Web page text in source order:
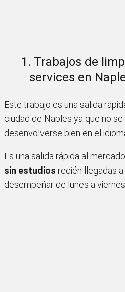
1. Trabajos de
services en
Este trabajo es una salida
ciudad de Naples ya que no
desenvolverse bien en el
Es una salida rápida al
sin estudios recién llegadas a
desempeñar de lunes a